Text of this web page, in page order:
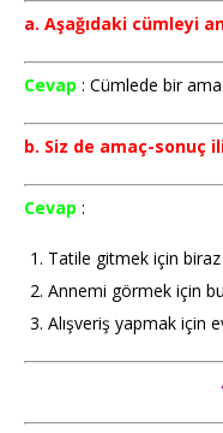
a. Aşağıdaki cümleyi
Cevap : Cümlede bir
b. Siz de amaç-sonuç
Cevap :
Tatile gitmek için
Annemi görmek için
Alışveriş yapmak için